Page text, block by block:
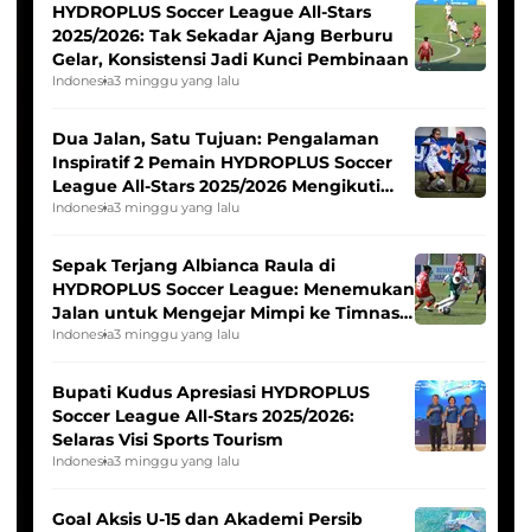
HYDROPLUS Soccer League All-Stars
2025/2026: Tak Sekadar Ajang Berburu
Gelar, Konsistensi Jadi Kunci Pembinaan
Indonesia3 minggu yang lalu
Dua Jalan, Satu Tujuan: Pengalaman
Inspiratif 2 Pemain HYDROPLUS Soccer
League All-Stars 2025/2026 Mengikuti
Seleksi Timnas Indonesia Putri
Indonesia3 minggu yang lalu
Sepak Terjang Albianca Raula di
HYDROPLUS Soccer League: Menemukan
Jalan untuk Mengejar Mimpi ke Timnas
Indonesia Putri
Indonesia3 minggu yang lalu
Bupati Kudus Apresiasi HYDROPLUS
Soccer League All-Stars 2025/2026:
Selaras Visi Sports Tourism
Indonesia3 minggu yang lalu
Goal Aksis U-15 dan Akademi Persib